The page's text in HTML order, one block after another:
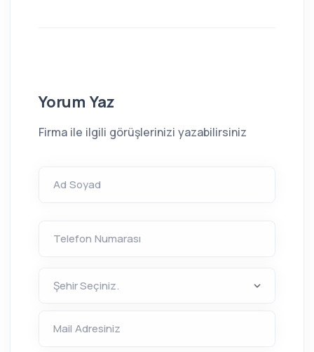
Yorum Yaz
Firma ile ilgili görüşlerinizi yazabilirsiniz
Ad Soyad
Telefon Numarası
Mail Adresiniz